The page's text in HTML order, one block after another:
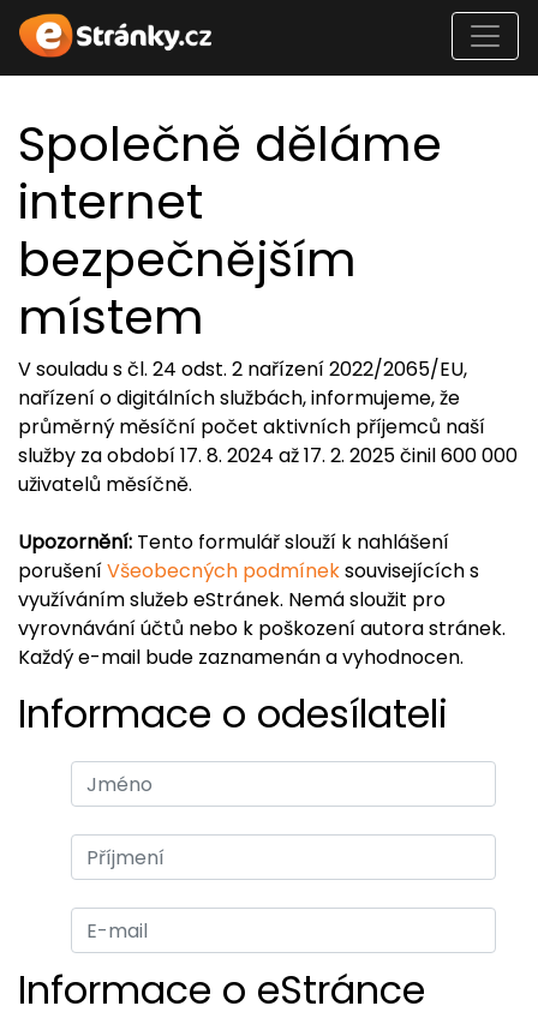
Společně děláme
internet
bezpečnějším
místem
V souladu s čl. 24 odst. 2 nařízení 2022/2065/EU,
nařízení o digitálních službách, informujeme, že
průměrný měsíční počet aktivních příjemců naší
služby za období 17. 8. 2024 až 17. 2. 2025 činil 600 000
uživatelů měsíčně.
Upozornění: Tento formulář slouží k nahlášení
porušeníVšeobecných podmíneksouvisejících s
využíváním služeb eStránek. Nemá sloužit pro
vyrovnávání účtů nebo k poškození autora stránek.
Každý e-mail bude zaznamenán a vyhodnocen.
Informace o odesílateli
Informace o eStránce